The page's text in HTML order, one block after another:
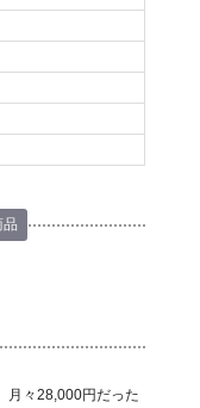
品
月々28,000円だった